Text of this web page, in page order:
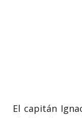
El capitán